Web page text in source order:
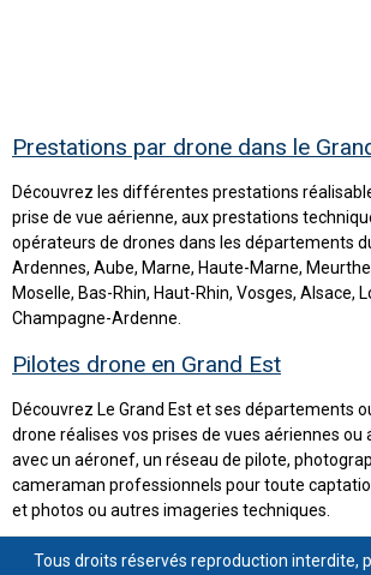
Prestations par drone dans le
Découvrez les différentes prestations
prise de vue aérienne, aux prestations
opérateurs de drones dans les départements
Ardennes, Aube, Marne, Haute-Marne,
Moselle, Bas-Rhin, Haut-Rhin, Vosges, Alsace,
Champagne-Ardenne.
Pilotes drone en Grand Est
Découvrez Le Grand Est et ses départements
drone réalises vos prises de vues aériennes
avec un aéronef, un réseau de pilote,
cameraman professionnels pour toute
et photos ou autres imageries techniques.
Tous droits réservés reproduction interdite,